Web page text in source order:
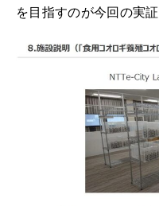
を目指すのが今回の実証